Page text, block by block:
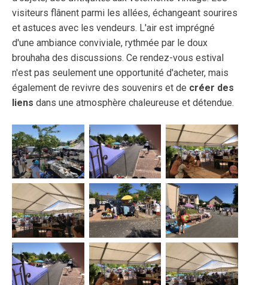
visiteurs flânent parmi les allées, échangeant sourires
et astuces avec les vendeurs. L'air est imprégné
d'une ambiance conviviale, rythmée par le doux
brouhaha des discussions. Ce rendez-vous estival
n'est pas seulement une opportunité d'acheter, mais
également de revivre des souvenirs et de créer des
liens dans une atmosphère chaleureuse et détendue.